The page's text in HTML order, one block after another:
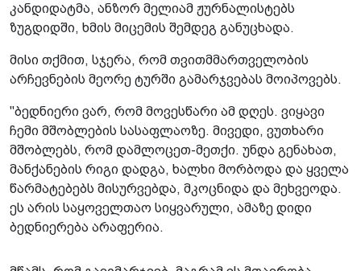
კანდიდატმა, ანზორ მელიამ ჟურნალისტებს
ზუგდიდში, ხმის მიცემის შემდეგ განუცხადა.
მისი თქმით, სჯერა, რომ თვითმმართველობის
არჩევნების მეორე ტურში გამარჯვებას მოიპოვებს.
"ბედნიერი ვარ, რომ მოვესწარი ამ დღეს. ვიყავი
ჩემი მშობლების სასაფლაოზე. მივედი, ვუთხარი
მშობლებს, რომ დამლოცეთ-მეთქი. უნდა გენახათ,
მანქანების რიგი დადგა, ხალხი მორბოდა და ყველა
წარმატებებს მისურვებდა, მკოცნიდა და მეხვეოდა.
ეს არის საყოველთაო სიყვარული, ამაზე დიდი
ბედნიერება არაფერია.